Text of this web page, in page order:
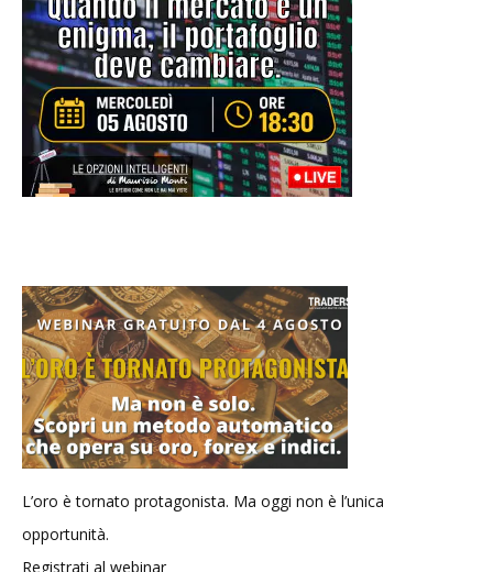
L’oro è tornato protagonista. Ma oggi non è l’unica
opportunità.
Registrati al webinar